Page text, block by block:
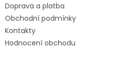
Doprava a platba
Obchodní podmínky
Kontakty
Hodnocení obchodu